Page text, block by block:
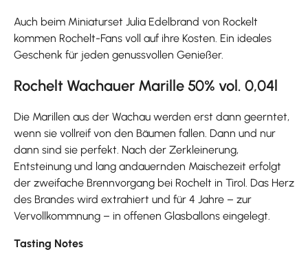
Auch beim Miniaturset Julia Edelbrand von Rockelt
kommen Rochelt-Fans voll auf ihre Kosten. Ein ideales
Geschenk für jeden genussvollen Genießer.
Rochelt Wachauer Marille 50% vol. 0,04l
Die Marillen aus der Wachau werden erst dann geerntet,
wenn sie vollreif von den Bäumen fallen. Dann und nur
dann sind sie perfekt. Nach der Zerkleinerung,
Entsteinung und lang andauernden Maischezeit erfolgt
der zweifache Brennvorgang bei Rochelt in Tirol. Das Herz
des Brandes wird extrahiert und für 4 Jahre – zur
Vervollkommnung – in offenen Glasballons eingelegt.
Tasting Notes